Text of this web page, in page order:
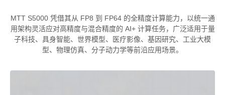
MTT S5000 凭借其从 FP8 到 FP64 的全精度计算能力，以统一通
用架构灵活应对高精度与混合精度的 AI+ 计算任务，广泛适用于量
子科技、具身智能、世界模型、医疗影像、基因研究、工业大模
型、物理仿真、分子动力学等前沿应用场景。